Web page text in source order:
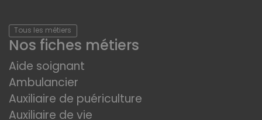
Tous les métiers
Nos fiches métiers
Aide soignant
Ambulancier
Auxiliaire de puériculture
Auxiliaire de vie